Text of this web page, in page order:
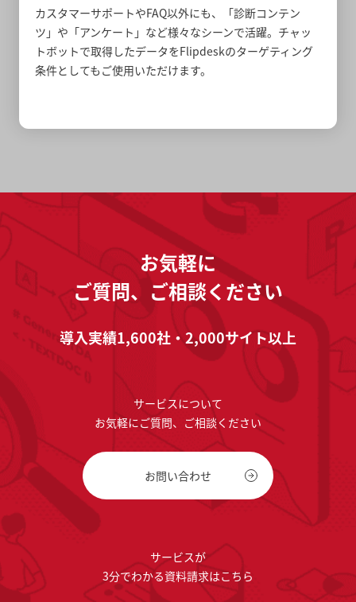
カスタマーサポートやFAQ以外にも、「診断コンテン
ツ」や「アンケート」など様々なシーンで活躍。チャッ
トボットで取得したデータをFlipdeskのターゲティング
条件としてもご使用いただけます。
お気軽に
ご質問、ご相談ください
導入実績1,600社・2,000サイト以上
サービスについて
お気軽にご質問、ご相談ください
お問い合わせ
サービスが
3分でわかる資料請求はこちら